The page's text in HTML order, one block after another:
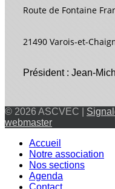
Route de Fontaine
21490 Varois-et-
Président : Jean-
© 2026 ASCVEC |
webmaster
Accueil
Notre association
Nos sections
Agenda
Contact